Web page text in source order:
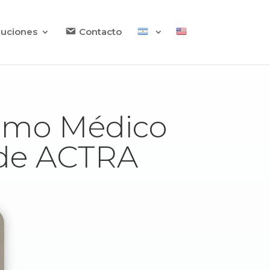
Contacto
Médico
ACTRA